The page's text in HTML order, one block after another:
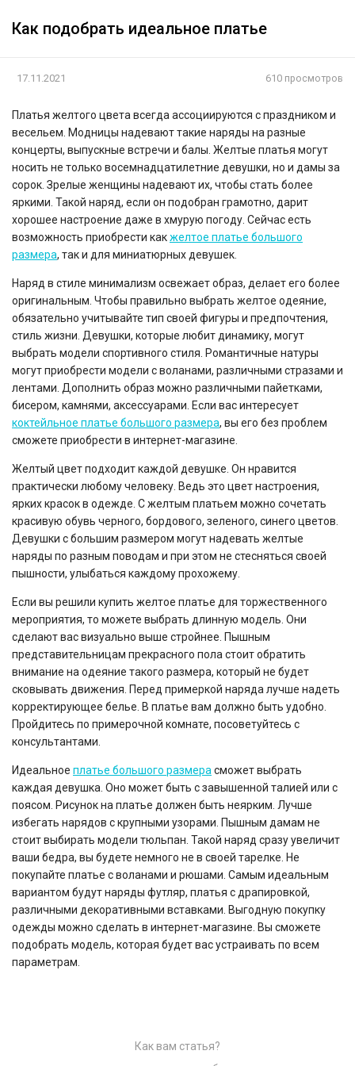
Как подобрать идеальное платье
610 просмотров
17.11.2021
Платья желтого цвета всегда ассоциируются с праздником и
весельем. Модницы надевают такие наряды на разные
концерты, выпускные встречи и балы. Желтые платья могут
носить не только восемнадцатилетние девушки, но и дамы за
сорок. Зрелые женщины надевают их, чтобы стать более
яркими. Такой наряд, если он подобран грамотно, дарит
хорошее настроение даже в хмурую погоду. Сейчас есть
возможность приобрести какжелтое платье большого
размера, так и для миниатюрных девушек.
Наряд в стиле минимализм освежает образ, делает его более
оригинальным. Чтобы правильно выбрать желтое одеяние,
обязательно учитывайте тип своей фигуры и предпочтения,
стиль жизни. Девушки, которые любит динамику, могут
выбрать модели спортивного стиля. Романтичные натуры
могут приобрести модели с воланами, различными стразами и
лентами. Дополнить образ можно различными пайетками,
бисером, камнями, аксессуарами. Если вас интересует
коктейльное платье большого размера, вы его без проблем
сможете приобрести в интернет-магазине.
Желтый цвет подходит каждой девушке. Он нравится
практически любому человеку. Ведь это цвет настроения,
ярких красок в одежде. С желтым платьем можно сочетать
красивую обувь черного, бордового, зеленого, синего цветов.
Девушки с большим размером могут надевать желтые
наряды по разным поводам и при этом не стесняться своей
пышности, улыбаться каждому прохожему.
Если вы решили купить желтое платье для торжественного
мероприятия, то можете выбрать длинную модель. Они
сделают вас визуально выше стройнее. Пышным
представительницам прекрасного пола стоит обратить
внимание на одеяние такого размера, который не будет
сковывать движения. Перед примеркой наряда лучше надеть
корректирующее белье. В платье вам должно быть удобно.
Пройдитесь по примерочной комнате, посоветуйтесь с
консультантами.
Идеальное платье большого размера сможет выбрать
каждая девушка. Оно может быть с завышенной талией или с
поясом. Рисунок на платье должен быть неярким. Лучше
избегать нарядов с крупными узорами. Пышным дамам не
стоит выбирать модели тюльпан. Такой наряд сразу увеличит
ваши бедра, вы будете немного не в своей тарелке. Не
покупайте платье с воланами и рюшами. Самым идеальным
вариантом будут наряды футляр, платья с драпировкой,
различными декоративными вставками. Выгодную покупку
одежды можно сделать в интернет-магазине. Вы сможете
подобрать модель, которая будет вас устраивать по всем
параметрам.
Как вам статья?